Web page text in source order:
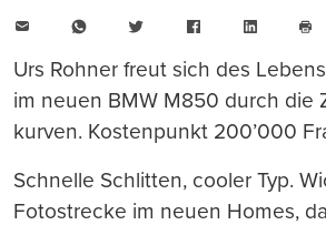
WhatsAppTwitter FacebookLinkedIn
Urs Rohner freut sich des
im neuen BMW M850 durch die
kurven. Kostenpunkt 200’000
Schnelle Schlitten, cooler Typ.
Fotostrecke im neuen Homes,